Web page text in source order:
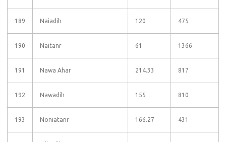
189 Naiadih 120 475
190 Naitanr 61 1366
191 Nawa Ahar 214.33 817
192 Nawadih 155 810
193 Noniatanr 166.27 431